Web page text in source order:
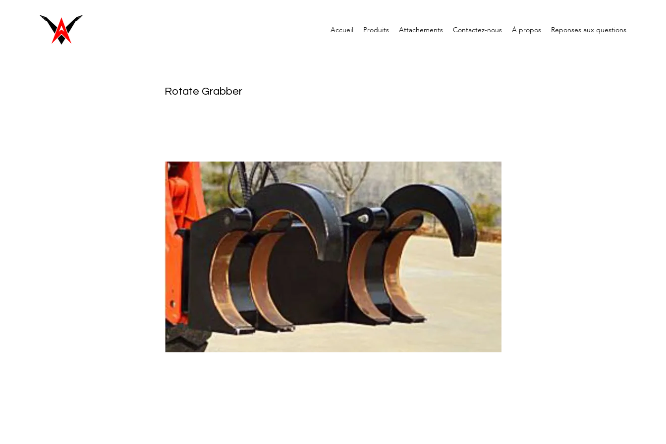
Accueil Produits Attachements Contactez-nous À propos Reponses aux questions
Rotate Grabber